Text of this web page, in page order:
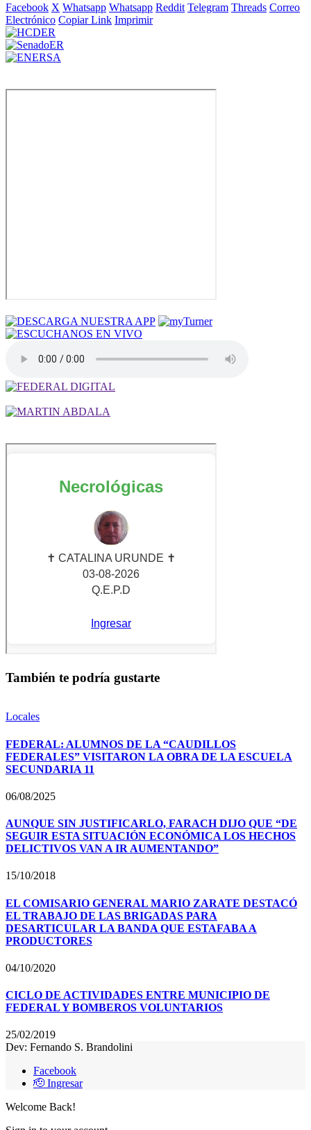
Facebook X Whatsapp Whatsapp Reddit Telegram Threads Correo
Electrónico Copiar Link Imprimir
También te podría gustarte
Locales
FEDERAL: ALUMNOS DE LA “CAUDILLOS
FEDERALES” VISITARON LA OBRA DE LA ESCUELA
SECUNDARIA 11
06/08/2025
AUNQUE SIN JUSTIFICARLO, FARACH DIJO QUE “DE
SEGUIR ESTA SITUACIÓN ECONÓMICA LOS HECHOS
DELICTIVOS VAN A IR AUMENTANDO”
15/10/2018
EL COMISARIO GENERAL MARIO ZARATE DESTACÓ
EL TRABAJO DE LAS BRIGADAS PARA
DESARTICULAR LA BANDA QUE ESTAFABA A
PRODUCTORES
04/10/2020
CICLO DE ACTIVIDADES ENTRE MUNICIPIO DE
FEDERAL Y BOMBEROS VOLUNTARIOS
25/02/2019
Dev: Fernando S. Brandolini
Facebook
🫡 Ingresar
Welcome Back!